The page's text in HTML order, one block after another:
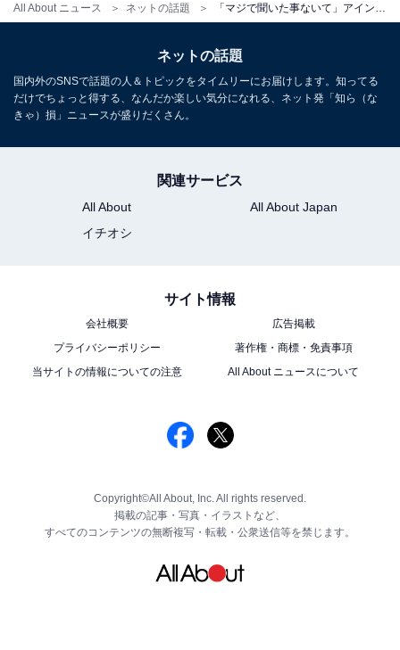
All About ニュース ネットの話題
ネットの話題
国内外のSNSで話題の人＆トピックをタイムリーにお届けします。知ってる
だけでちょっと得する、なんだか楽しい気分になれる、ネット発「知ら（な
きゃ）損」ニュースが盛りだくさん。
関連サービス
All About
All About Japan
イチオシ
サイト情報
会社概要
広告掲載
プライバシーポリシー
著作権・商標・免責事項
当サイトの情報についての注意
All About ニュースについて
Copyright©All About, Inc. All rights reserved.
掲載の記事・写真・イラストなど、
すべてのコンテンツの無断複写・転載・公衆送信等を禁じます。